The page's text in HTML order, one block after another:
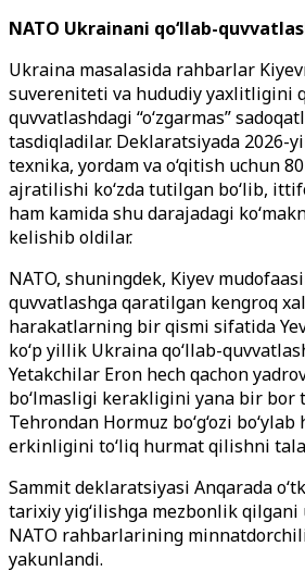
NATO Ukrainani qo‘llab-
Ukraina masalasida rahbarlar
suvereniteti va hududiy yaxlitligini
quvvatlashdagi “o‘zgarmas”
tasdiqladilar. Deklaratsiyada 2026-
texnika, yordam va o‘qitish uchun
ajratilishi ko‘zda tutilgan bo‘lib,
ham kamida shu darajadagi
kelishib oldilar.
NATO, shuningdek, Kiyev
quvvatlashga qaratilgan kengroq
harakatlarning bir qismi sifatida
ko‘p yillik Ukraina qo‘llab-
Yetakchilar Eron hech qachon
bo‘lmasligi kerakligini yana bir bor
Tehrondan Hormuz bo‘g‘ozi
erkinligini to‘liq hurmat qilishni
Sammit deklaratsiyasi Anqarada
tarixiy yig‘ilishga mezbonlik qilgani
NATO rahbarlarining
yakunlandi.